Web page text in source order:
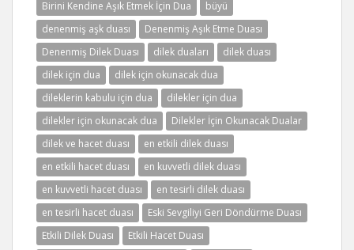
Birini Kendine Aşık Etmek İçin Dua
büyü
denenmiş aşk duası
Denenmiş Aşık Etme Duası
Denenmiş Dilek Duası
dilek duaları
dilek duası
dilek için dua
dilek için okunacak dua
dileklerin kabulu için dua
dilekler için dua
dilekler için okunacak dua
Dilekler İçin Okunacak Dualar
dilek ve hacet duası
en etkili dilek duası
en etkili hacet duası
en kuvvetli dilek duası
en kuvvetli hacet duası
en tesirli dilek duası
en tesirli hacet duası
Eski Sevgiliyi Geri Döndürme Duası
Etkili Dilek Duası
Etkili Hacet Duası